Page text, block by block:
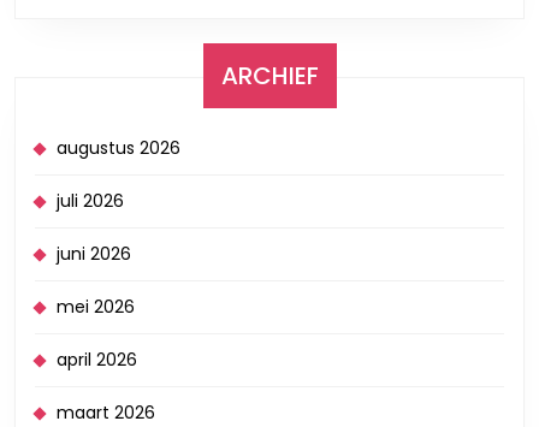
ARCHIEF
augustus 2026
juli 2026
juni 2026
mei 2026
april 2026
maart 2026